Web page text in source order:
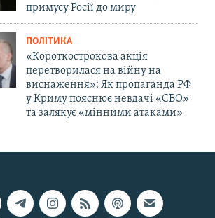
примусу Росії до миру
ПОЛІТИКА
«Короткострокова акція
перетворилася на війну на
виснаження»: Як пропаганда РФ
у Криму пояснює невдачі «СВО»
та залякує «мінними атаками»